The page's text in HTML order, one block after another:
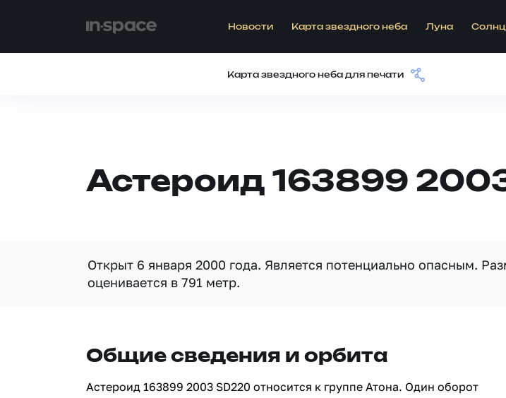
Новости Карта звездного неба Луна
Карта звездного неба для печати
Астероид 163899
Открыт 6 января 2000 года. Является потенциально опасным.
оценивается в 791 метр.
Общие сведения и орбита
Астероид 163899 2003 SD220 относится к группе Атона. Один оборот